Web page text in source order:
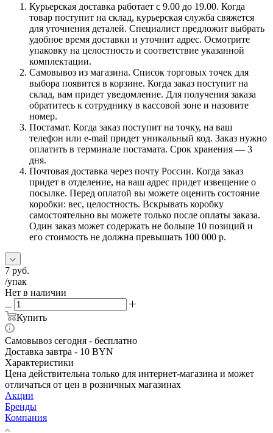
Курьерская доставка работает с 9.00 до 19.00. Когда
товар поступит на склад, курьерская служба свяжется
для уточнения деталей. Специалист предложит выбрать
удобное время доставки и уточнит адрес. Осмотрите
упаковку на целостность и соответствие указанной
комплектации.
Самовывоз из магазина. Список торговых точек для
выбора появится в корзине. Когда заказ поступит на
склад, вам придет уведомление. Для получения заказа
обратитесь к сотруднику в кассовой зоне и назовите
номер.
Постамат. Когда заказ поступит на точку, на ваш
телефон или e-mail придет уникальный код. Заказ нужно
оплатить в терминале постамата. Срок хранения — 3
дня.
Почтовая доставка через почту России. Когда заказ
придет в отделение, на ваш адрес придет извещение о
посылке. Перед оплатой вы можете оценить состояние
коробки: вес, целостность. Вскрывать коробку
самостоятельно вы можете только после оплаты заказа.
Один заказ может содержать не больше 10 позиций и
его стоимость не должна превышать 100 000 р.
7 руб.
/упак
Нет в наличии
Купить
Самовывоз сегодня - бесплатно
Доставка завтра - 10 BYN
Характеристики
Цена действительна только для интернет-магазина и может
отличаться от цен в розничных магазинах
Акции
Бренды
Компания